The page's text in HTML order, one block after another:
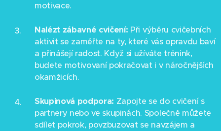
motivace.
Nalézt zábavné cvičení: Při výběru cvičebních
aktivit se zaměřte na ty, které vás opravdu baví
a přinášejí radost. Když si užíváte trénink,
budete motivovaní pokračovat i v náročnějších
okamžicích.
Skupinová podpora: Zapojte se do cvičení s
partnery nebo ve skupinách. Společně můžete
sdílet pokrok, povzbuzovat se navzájem a